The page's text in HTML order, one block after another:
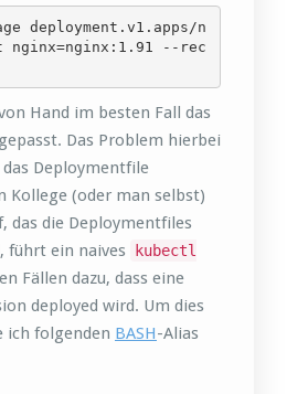
deployment.v1.apps/n
nginx=nginx:1.91 --rec
Hand im besten Fall das
Das Problem hierbei
Deploymentfile
Kollege (oder man selbst)
das die Deploymentfiles
führt ein naives
kubectl
Fällen dazu, dass eine
deployed wird. Um dies
ich folgenden BASH-Alias